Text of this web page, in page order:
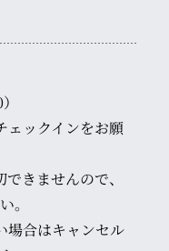
ックインをお願
きませんので、
。
場合はキャンセル